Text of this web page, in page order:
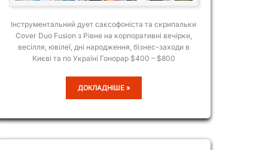
Інструментальний дует саксофоніста та скрипальки
Cover Duo Fusion з Рівне на корпоративні вечірки,
весілля, ювілеї, дні народження, бізнес-заходи в
Києві та по Україні Гонорар $400 – $800
COVER
DUO
ДОКЛАДНІШЕ »